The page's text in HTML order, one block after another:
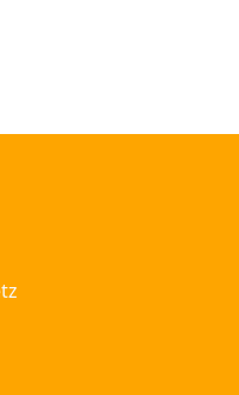
par des Européennes